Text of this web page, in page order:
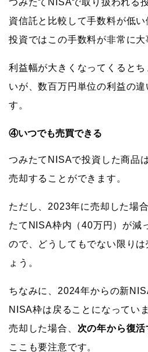
つみたてNISAで取り扱われる
資信託と比較して手数料が低
投資ではこの手数料が非常に大
利益幅が大きくなってくると
いが、数百万円単位の利益の
す。
④いつでも売買できる
つみたてNISAで投資した商品
売却することができます。
ただし、2023年に売却した場
たてNISA枠内（40万円）が減
ので、どうしてもでない限り
ょう。
ちなみに、2024年からの新
NISA枠は戻ることになってい
売却した場合、 次の年から復活
ここも要注意です。